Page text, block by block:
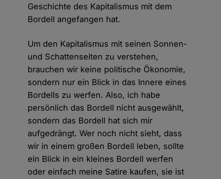
Geschichte des Kapitalismus mit dem
Bordell angefangen hat.
Um den Kapitalismus mit seinen Sonnen-
und Schattenseiten zu verstehen,
brauchen wir keine politische Ökonomie,
sondern nur ein Blick in das Innere eines
Bordells zu werfen. Also, ich habe
persönlich das Bordell nicht ausgewählt,
sondern das Bordell hat sich mir
aufgedrängt. Wer noch nicht sieht, dass
wir in einem großen Bordell leben, sollte
ein Blick in ein kleines Bordell werfen
oder einfach meine Satire kaufen, sie ist